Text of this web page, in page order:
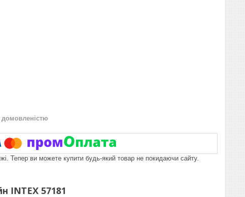
домовленістю
Тепер ви можете купити будь-який товар не покидаючи сайту.
INTEX 57181